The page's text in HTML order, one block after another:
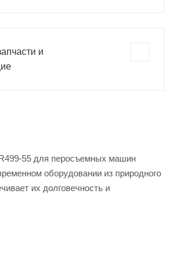
и
55 для перосъемных машин
оборудовании из природного
их долговечность и